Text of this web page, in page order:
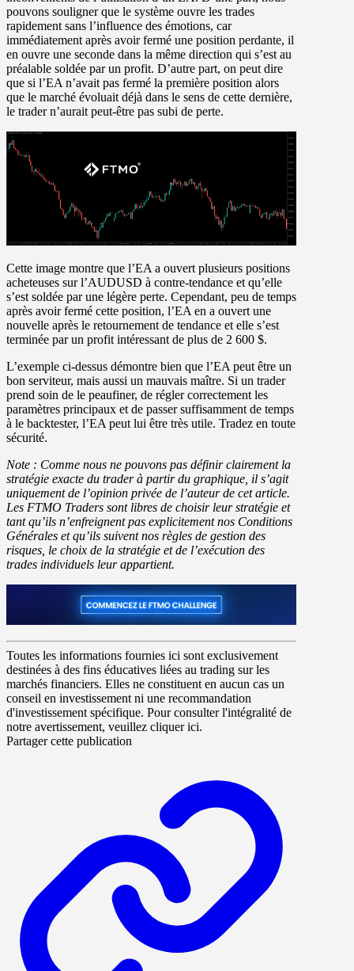
pouvons souligner que le système ouvre les trades
rapidement sans l’influence des émotions, car
immédiatement après avoir fermé une position perdante, il
en ouvre une seconde dans la même direction qui s’est au
préalable soldée par un profit. D’autre part, on peut dire
que si l’EA n’avait pas fermé la première position alors
que le marché évoluait déjà dans le sens de cette dernière,
le trader n’aurait peut-être pas subi de perte.
Cette image montre que l’EA a ouvert plusieurs positions
acheteuses sur l’AUDUSD à contre-tendance et qu’elle
s’est soldée par une légère perte. Cependant, peu de temps
après avoir fermé cette position, l’EA en a ouvert une
nouvelle après le retournement de tendance et elle s’est
terminée par un profit intéressant de plus de 2 600 $.
L’exemple ci-dessus démontre bien que l’EA peut être un
bon serviteur, mais aussi un mauvais maître. Si un trader
prend soin de le peaufiner, de régler correctement les
paramètres principaux et de passer suffisamment de temps
à le backtester, l’EA peut lui être très utile. Tradez en toute
sécurité.
Note : Comme nous ne pouvons pas définir clairement la
stratégie exacte du trader à partir du graphique, il s’agit
uniquement de l’opinion privée de l’auteur de cet article.
Les FTMO Traders sont libres de choisir leur stratégie et
tant qu’ils n’enfreignent pas explicitement nos Conditions
Générales et qu’ils suivent nos règles de gestion des
risques, le choix de la stratégie et de l’exécution des
trades individuels leur appartient.
Toutes les informations fournies ici sont exclusivement
destinées à des fins éducatives liées au trading sur les
marchés financiers. Elles ne constituent en aucun cas un
conseil en investissement ni une recommandation
d'investissement spécifique. Pour consulter l'intégralité de
notre avertissement, veuillez cliquer ici.
Partager cette publication